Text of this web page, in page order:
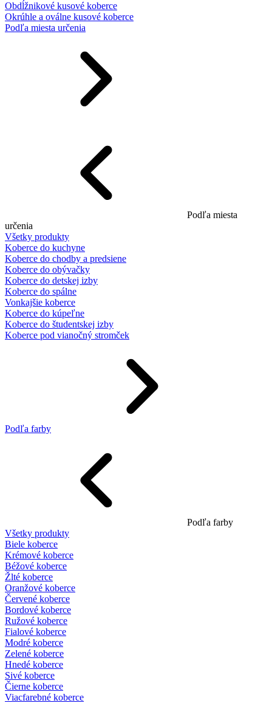
Obdĺžnikové kusové koberce
Okrúhle a oválne kusové koberce
Podľa miesta určenia
Podľa miesta
určenia
Všetky produkty
Koberce do kuchyne
Koberce do chodby a predsiene
Koberce do obývačky
Koberce do detskej izby
Koberce do spálne
Vonkajšie koberce
Koberce do kúpeľne
Koberce do študentskej izby
Koberce pod vianočný stromček
Podľa farby
Podľa farby
Všetky produkty
Biele koberce
Krémové koberce
Béžové koberce
Žlté koberce
Oranžové koberce
Červené koberce
Bordové koberce
Ružové koberce
Fialové koberce
Modré koberce
Zelené koberce
Hnedé koberce
Sivé koberce
Čierne koberce
Viacfarebné koberce